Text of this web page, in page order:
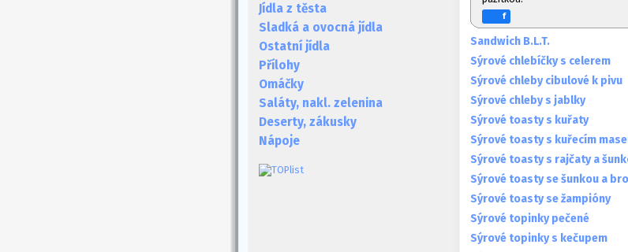
Jídla z těsta
Sladká a ovocná jídla
Ostatní jídla
Přílohy
Omáčky
Saláty, nakl. zelenina
Deserty, zákusky
Nápoje
f
Sandwich B.L.T.
Sýrové chlebíčky s celerem
Sýrové chleby cibulové k pivu
Sýrové chleby s jablky
Sýrové toasty s kuřaty
Sýrové toasty s kuřecím
Sýrové toasty s rajčaty a
Sýrové toasty se šunkou a
Sýrové toasty se žampióny
Sýrové topinky pečené
Sýrové topinky s kečupem